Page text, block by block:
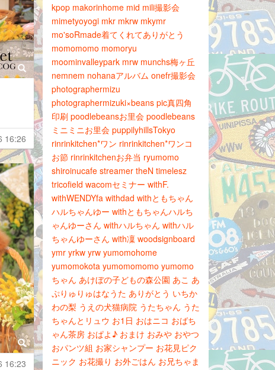
16:26
16:23
kpop makorinhome mid mili撮影会
mimetyoyogi mkr mkrw mkymr
mo'soRmade着てくれてありがとう
momomomo momoryu
moominvalleypark mrw munchs梅ヶ丘
nemnem nohanaアルバム onefr撮影会
photographermizu
photographermizuki×beans pic真四角
印刷 poodlebeansお里会 poodlebeans
ミニミニお里会 puppilyhillsTokyo
rinrinkitchen*ワン rinrinkitchen*ワンコ
お節 rinrinkitchenお弁当 ryumomo
shiroinucafe streamer theN timelesz
tricofield wacomセミナー withF.
withWENDYfa withdad withともちゃん
ハルちゃんゆー withともちゃんハルち
ゃんゆーさん withハルちゃん withハル
ちゃんゆーさん with凜 woodsignboard
ymr yrkw yrw yumomohome
yumomokota yumomomomo yumomo
ちゃん あけぼの子どもの森公園 あこ あ
ぷりゅりゅはなうた ありがとう いちか
わの梨 うえの犬猫病院 うたちゃん うた
ちゃんとリュウ お1日 おはニコ おばち
ゃん茶房 おぱよ♪ おまけ おみや おやつ
おパンツ組 お家シャンプー お花見ピク
ニック お花撮り お外ごはん お兄ちゃま